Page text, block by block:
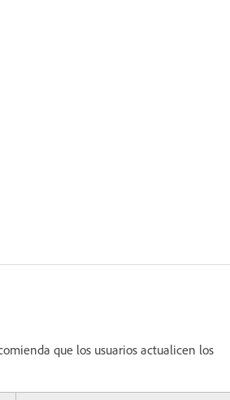
que los usuarios actualicen los